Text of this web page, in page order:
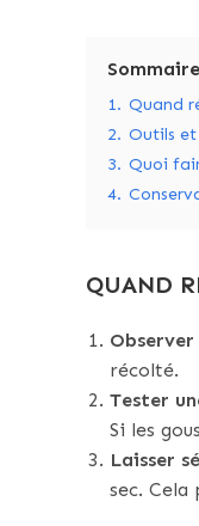
Sommaire
1. Quand
2. Outils et
3. Quoi
4.
QUAND
Observer
récolté.
Tester
Si les
Laisser
sec. Cela